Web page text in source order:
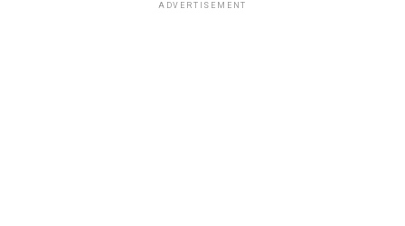
ADVERTISEMENT